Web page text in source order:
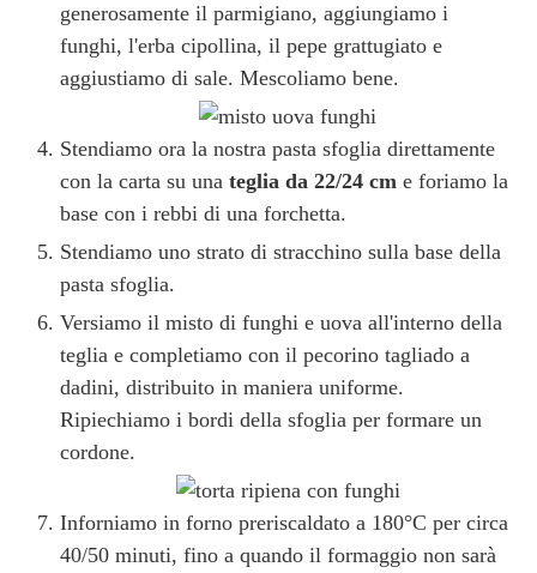
generosamente il parmigiano, aggiungiamo i
funghi, l'erba cipollina, il pepe grattugiato e
aggiustiamo di sale. Mescoliamo bene.
Stendiamo ora la nostra pasta sfoglia direttamente
con la carta su una teglia da 22/24 cm e foriamo la
base con i rebbi di una forchetta.
Stendiamo uno strato di stracchino sulla base della
pasta sfoglia.
Versiamo il misto di funghi e uova all'interno della
teglia e completiamo con il pecorino tagliado a
dadini, distribuito in maniera uniforme.
Ripiechiamo i bordi della sfoglia per formare un
cordone.
Inforniamo in forno preriscaldato a 180°C per circa
40/50 minuti, fino a quando il formaggio non sarà